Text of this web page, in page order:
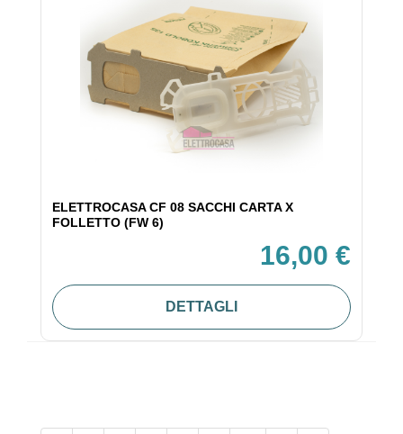
ELETTROCASA CF 08 SACCHI CARTA X
FOLLETTO (FW 6)
16,00 €
DETTAGLI